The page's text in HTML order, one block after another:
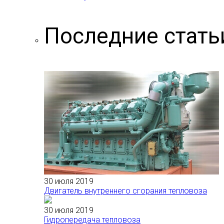
Последние
30 июля 2019
Двигатель внутреннего сгорания тепловоза
30 июля 2019
Гидропередача тепловоза